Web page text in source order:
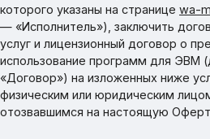
которого указаны на странице wa-
— «Исполнитель»), заключить
услуг и лицензионный договор о
использование программ для ЭВМ
«Договор») на изложенных ниже
физическим или юридическим
отозвавшимся на настоящую